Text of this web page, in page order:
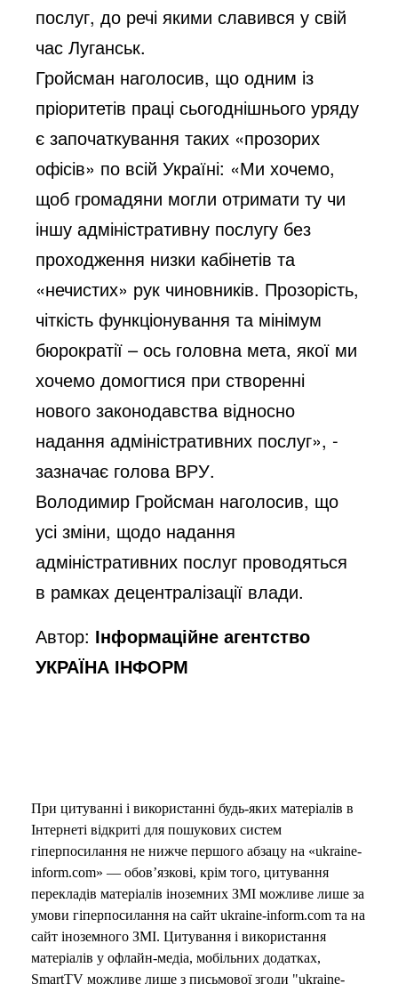
послуг, до речі якими славився у свій
час Луганськ.
Гройсман наголосив, що одним із
пріоритетів праці сьогоднішнього уряду
є започаткування таких «прозорих
офісів» по всій Україні: «Ми хочемо,
щоб громадяни могли отримати ту чи
іншу адміністративну послугу без
проходження низки кабінетів та
«нечистих» рук чиновників. Прозорість,
чіткість функціонування та мінімум
бюрократії – ось головна мета, якої ми
хочемо домогтися при створенні
нового законодавства відносно
надання адміністративних послуг», -
зазначає голова ВРУ.
Володимир Гройсман наголосив, що
усі зміни, щодо надання
адміністративних послуг проводяться
в рамках децентралізації влади.
Автор: Інформаційне агентство
УКРАЇНА ІНФОРМ
При цитуванні і використанні будь-яких матеріалів в
Інтернеті відкриті для пошукових систем
гіперпосилання не нижче першого абзацу на «ukraine-
inform.com» — обов’язкові, крім того, цитування
перекладів матеріалів іноземних ЗМІ можливе лише за
умови гіперпосилання на сайт ukraine-inform.com та на
сайт іноземного ЗМІ. Цитування і використання
матеріалів у офлайн-медіа, мобільних додатках,
SmartTV можливе лише з письмової згоди "ukraine-